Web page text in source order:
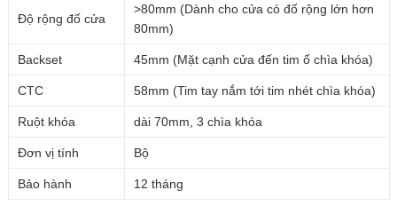
Độ rộng đố cửa
>80mm (Dành cho cửa có đố rộng lớn hơn
80mm)
Backset 45mm (Mặt cạnh cửa đến tim ổ chìa khóa)
CTC 58mm (Tim tay nắm tới tim nhét chìa khóa)
Ruột khóa dài 70mm, 3 chìa khóa
Đơn vị tính Bộ
Bảo hành 12 tháng